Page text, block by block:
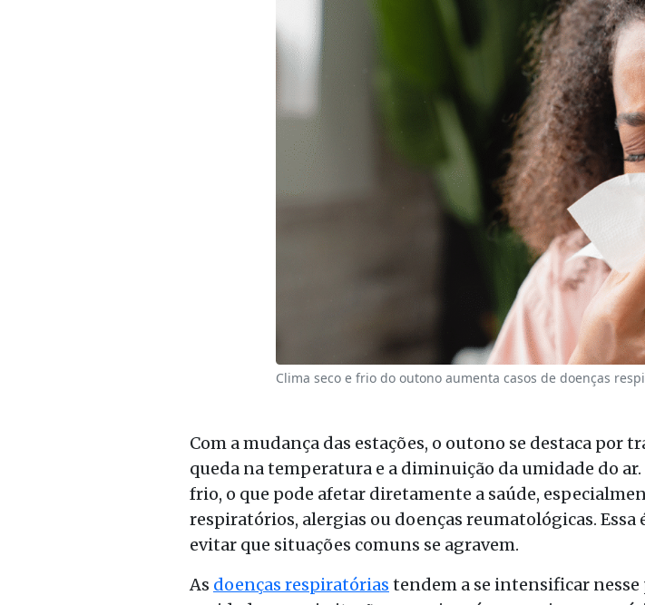
Clima seco e frio do outono aumenta casos de doenças
Com a mudança das estações, o outono se destaca por
queda na temperatura e a diminuição da umidade do
frio, o que pode afetar diretamente a saúde,
respiratórios, alergias ou doenças reumatológicas. Essa
evitar que situações comuns se agravem.
As doenças respiratórias tendem a se intensificar